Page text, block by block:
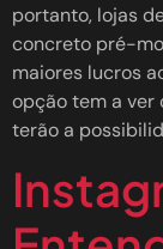
portanto, lojas
concreto pré-
maiores lucros
opção tem a ver
terão a